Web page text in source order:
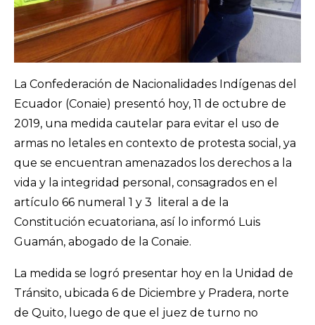
La Confederación de Nacionalidades Indígenas del
Ecuador (Conaie) presentó hoy, 11 de octubre de
2019, una medida cautelar para evitar el uso de
armas no letales en contexto de protesta social, ya
que se encuentran amenazados los derechos a la
vida y la integridad personal, consagrados en el
artículo 66 numeral 1 y 3 literal a de la
Constitución ecuatoriana, así lo informó Luis
Guamán, abogado de la Conaie.
La medida se logró presentar hoy en la Unidad de
Tránsito, ubicada 6 de Diciembre y Pradera, norte
de Quito, luego de que el juez de turno no